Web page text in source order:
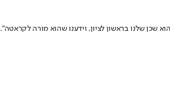
שכן שלנו בראשון לציון, וידענו שהוא מורה לקראטה".